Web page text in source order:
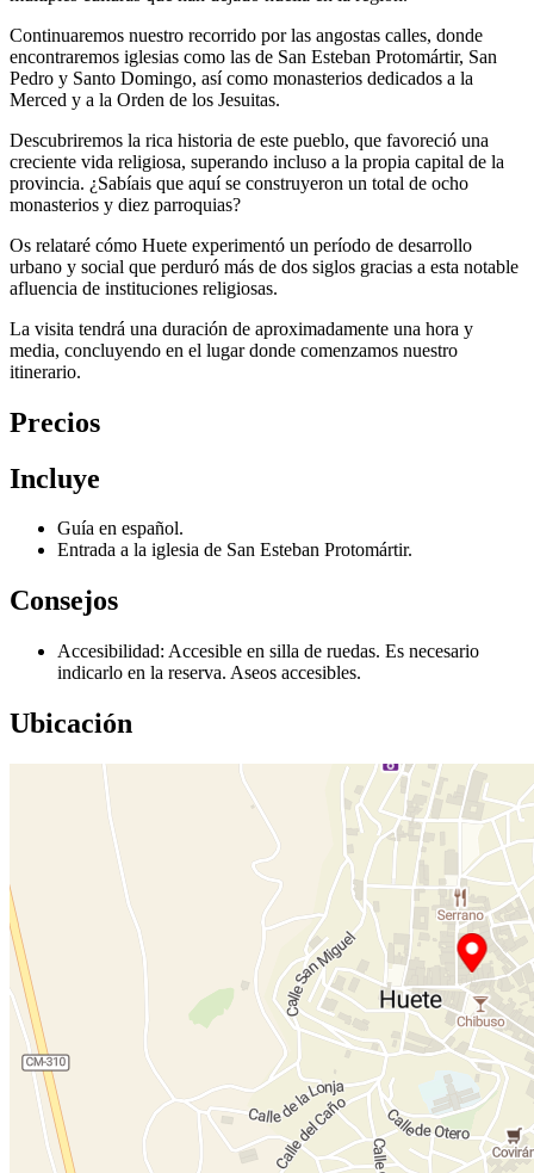
Continuaremos nuestro recorrido por las angostas calles, donde
encontraremos iglesias como las de San Esteban Protomártir, San
Pedro y Santo Domingo, así como monasterios dedicados a la
Merced y a la Orden de los Jesuitas.
Descubriremos la rica historia de este pueblo, que favoreció una
creciente vida religiosa, superando incluso a la propia capital de la
provincia. ¿Sabíais que aquí se construyeron un total de ocho
monasterios y diez parroquias?
Os relataré cómo Huete experimentó un período de desarrollo
urbano y social que perduró más de dos siglos gracias a esta notable
afluencia de instituciones religiosas.
La visita tendrá una duración de aproximadamente una hora y
media, concluyendo en el lugar donde comenzamos nuestro
itinerario.
Precios
Incluye
Guía en español.
Entrada a la iglesia de San Esteban Protomártir.
Consejos
Accesibilidad: Accesible en silla de ruedas. Es necesario
indicarlo en la reserva. Aseos accesibles.
Ubicación